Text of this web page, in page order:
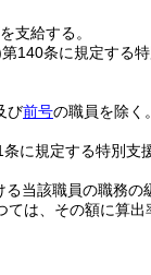
支給する。
第140条に規定する
び前号の職員を除く
条に規定する特別支
る当該職員の職務の
ては、その額に算